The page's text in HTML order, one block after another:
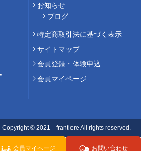
会員マイページ お問い合わせ
お知らせ
ブログ
特定商取引法に基づく表示
サイトマップ
会員登録・体験申込
会員マイページ
Copyright © 2021 frantiere All rights reserved.